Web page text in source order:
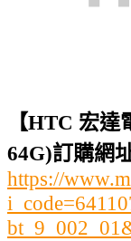
【HTC 宏
64G)訂購網
https://